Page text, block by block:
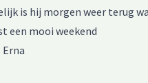
is hij morgen weer terug
een mooi weekend
Erna